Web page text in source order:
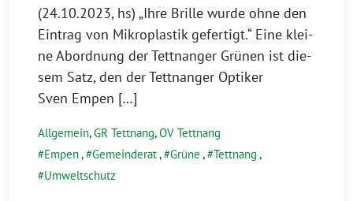
(24.10.2023, hs) „Ihre Brille wur­de ohne den
Eintrag von Mikroplastik gefer­tigt.“ Eine klei­
ne Abordnung der Tettnanger Grünen ist die­
sem Satz, den der Tettnanger Optiker
Sven Empen […]
Allgemein,GR Tettnang,OV Tettnang
Empen, Gemeinderat, Grüne , Tettnang ,
Umweltschutz